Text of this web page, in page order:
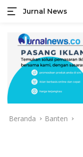
konten
Jurnal News
Jendela
Rakyat
Beranda Banten